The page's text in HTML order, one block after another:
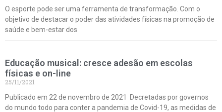
O esporte pode ser uma ferramenta de transformação. Com o
objetivo de destacar o poder das atividades físicas na promoção de
saúde e bem-estar dos
Educação musical: cresce adesão em escolas
físicas e on-line
25/11/2021
Publicado em 22 de novembro de 2021 Decretadas por governos
do mundo todo para conter a pandemia de Covid-19, as medidas de